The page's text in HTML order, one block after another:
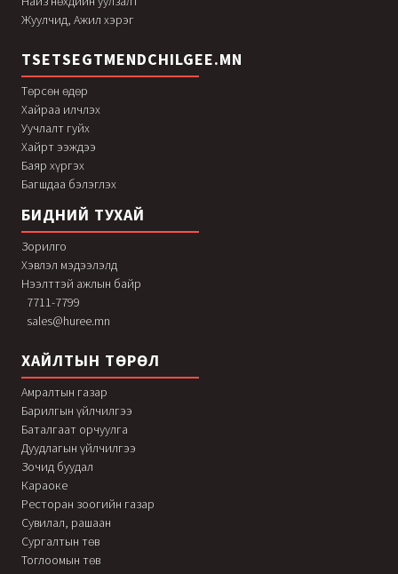
Жуулчид, Ажил хэрэг
TSETSEGTMENDCHILGEE.MN
Төрсөн өдөр
Хайраа илчлэх
Уучлалт гуйх
Хайрт ээждээ
Баяр хүргэх
Багшдаа бэлэглэх
БИДНИЙ ТУХАЙ
Зорилго
Хэвлэл мэдээлэлд
Нээлттэй ажлын байр
7711-7799
sales@huree.mn
ХАЙЛТЫН ТӨРӨЛ
Амралтын газар
Барилгын үйлчилгээ
Баталгаат орчуулга
Дуудлагын үйлчилгээ
Зочид буудал
Караоке
Ресторан зоогийн газар
Сувилал, рашаан
Сургалтын төв
Тоглоомын төв